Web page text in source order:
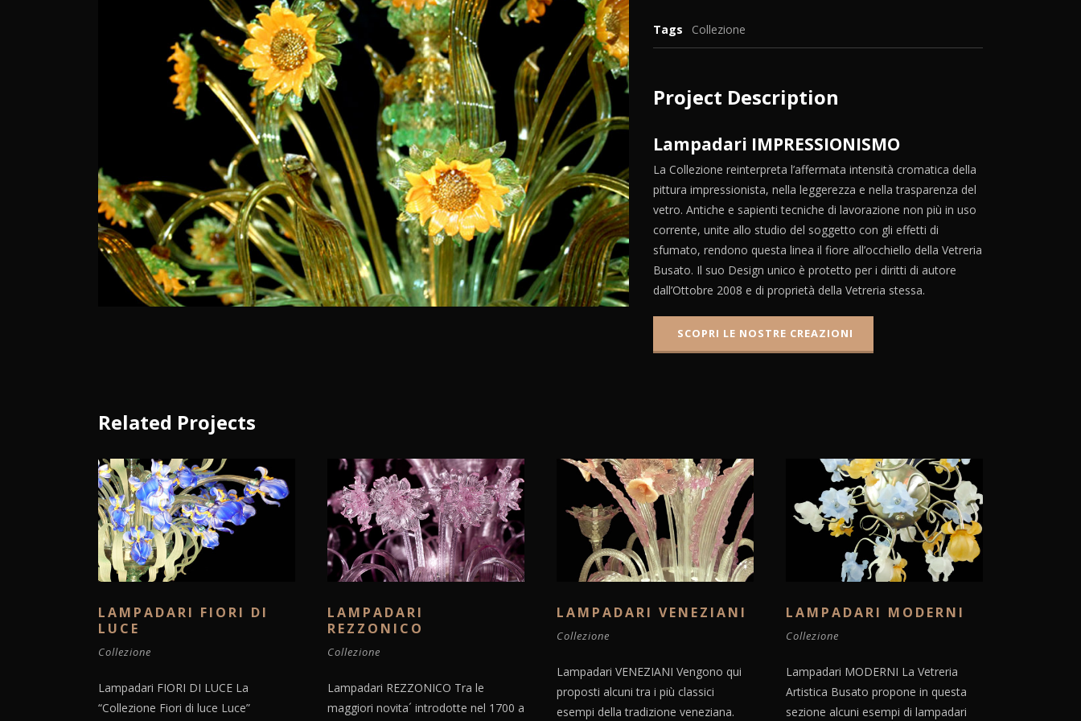
Tags Collezione
Project Description
Lampadari IMPRESSIONISMO
La Collezione reinterpreta l’affermata intensità cromatica della
pittura impressionista, nella leggerezza e nella trasparenza del
vetro. Antiche e sapienti tecniche di lavorazione non più in uso
corrente, unite allo studio del soggetto con gli effetti di
sfumato, rendono questa linea il fiore all’occhiello della Vetreria
Busato. Il suo Design unico è protetto per i diritti di autore
dall’Ottobre 2008 e di proprietà della Vetreria stessa.
SCOPRI LE NOSTRE CREAZIONI
Related Projects
LAMPADARI FIORI DI
LUCE
Collezione
Lampadari FIORI DI LUCE La
“Collezione Fiori di luce Luce”
LAMPADARI
REZZONICO
Collezione
Lampadari REZZONICO Tra le
maggiori novita´ introdotte nel 1700 a
LAMPADARI VENEZIANI
Collezione
Lampadari VENEZIANI Vengono qui
proposti alcuni tra i più classici
esempi della tradizione veneziana.
LAMPADARI MODERNI
Collezione
Lampadari MODERNI La Vetreria
Artistica Busato propone in questa
sezione alcuni esempi di lampadari